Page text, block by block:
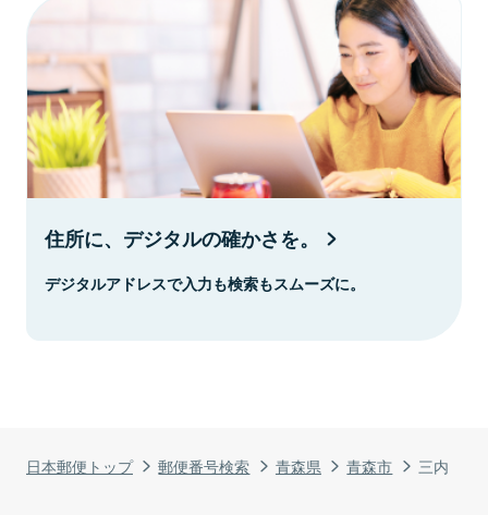
日本郵便トップ 郵便番号検索 青森県 青森市 三内
住所に、デジタルの確かさを。
デジタルアドレスで入力も検索もスムーズに。